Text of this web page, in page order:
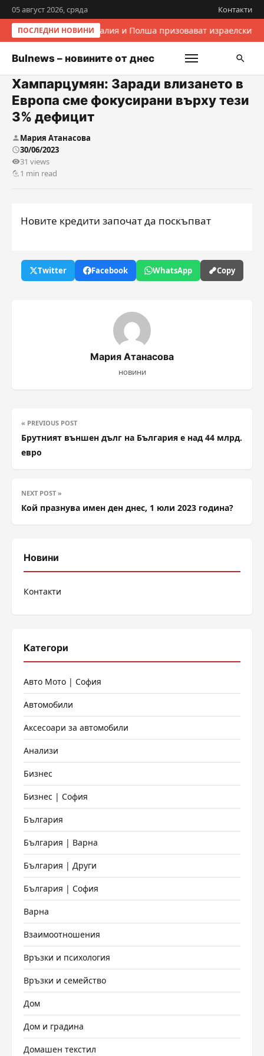
05 август 2026, сряда Контакти
ПОСЛЕДНИ НОВИНИИталия и Полша призовават
Bulnews – новините от днес
Хампарцумян: Заради влизането в
Европа сме фокусирани върху тези
3% дефицит
Мария Атанасова
30/06/2023
31 views
1 min read
Новите кредити започат да поскъпват
Twitter Facebook WhatsApp Copy
Мария Атанасова
новини
« PREVIOUS POST
Брутният външен дълг на България е над 44 млрд.
евро
NEXT POST »
Кой празнува имен ден днес, 1 юли 2023 година?
Новини
Контакти
Категори
Авто Мото | София
Автомобили
Аксесоари за автомобили
Анализи
Бизнес
Бизнес | София
България
България | Варна
България | Други
България | София
Варна
Взаимоотношения
Връзки и психология
Връзки и семейство
Дом
Дом и градина
Домашен текстил